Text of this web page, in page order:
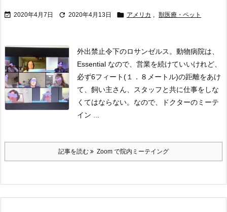
 2020年4月7日  2020年4月13日  アメリカ , 獣医療・ペット
外出禁止令下のロサンゼルス。動物病院は、
Essential なので、営業を続けていいけれど、
必ず6フィート(１．８メートル)の距離をあけ
て、飼い主さん、スタッフと共に仕事をしな
くてはならない。 なので、ドクターのミーテ
イン ...
記事を読む Zoom で院内ミーテイング